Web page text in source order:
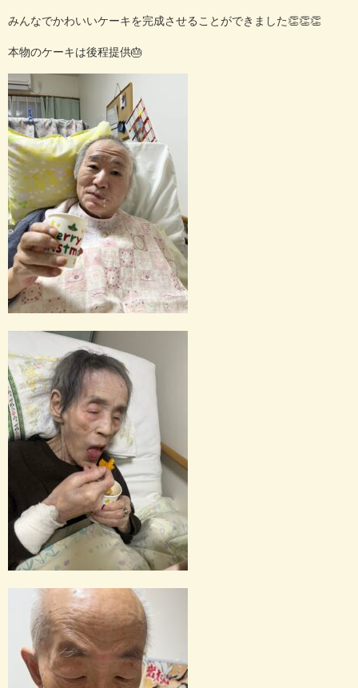
みんなでかわいいケーキを完成させることができました👏👏👏
本物のケーキは後程提供🎂